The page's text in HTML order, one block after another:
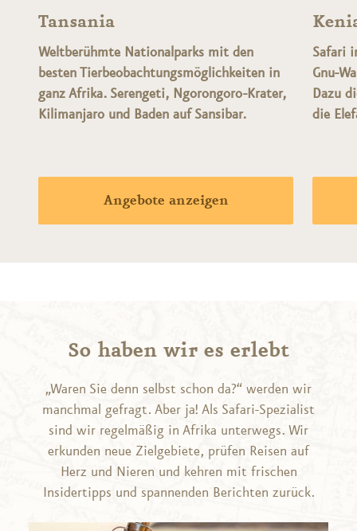
Tansania
Weltberühmte Nationalparks mit den
besten Tierbeobachtungsmöglichkeiten in
ganz Afrika. Serengeti, Ngorongoro-Krater,
Kilimanjaro und Baden auf Sansibar.
Angebote anzeigen
Safari
Gnu-
Dazu
die
So haben wir es erlebt
„Waren Sie denn selbst schon da?“ werden wir
manchmal gefragt. Aber ja! Als Safari-Spezialist
sind wir regelmäßig in Afrika unterwegs. Wir
erkunden neue Zielgebiete, prüfen Reisen auf
Herz und Nieren und kehren mit frischen
Insidertipps und spannenden Berichten zurück.